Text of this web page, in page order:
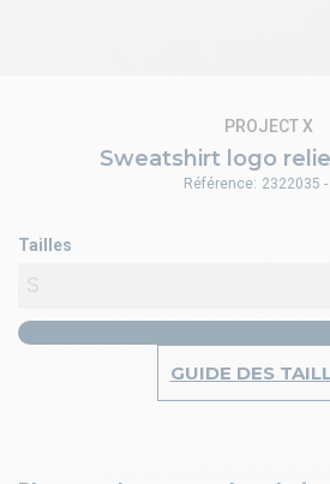
Sweatshirt logo
PROJECT X
Tailles
GUIDE DES
Référence: 2322035 -